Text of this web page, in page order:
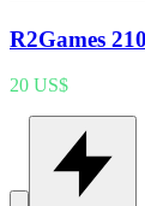
R2Games
20 US$